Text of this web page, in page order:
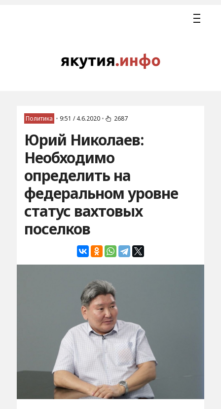
Политика • 9:51 / 4.6.2020 • 2687
Юрий Николаев:
Необходимо
определить на
федеральном уровне
статус вахтовых
поселков